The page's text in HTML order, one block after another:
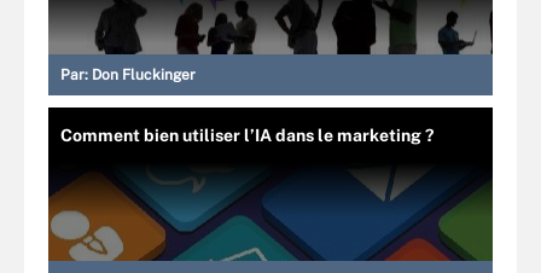
Par: Don Fluckinger
Comment bien utiliser l’IA dans le marketing ?